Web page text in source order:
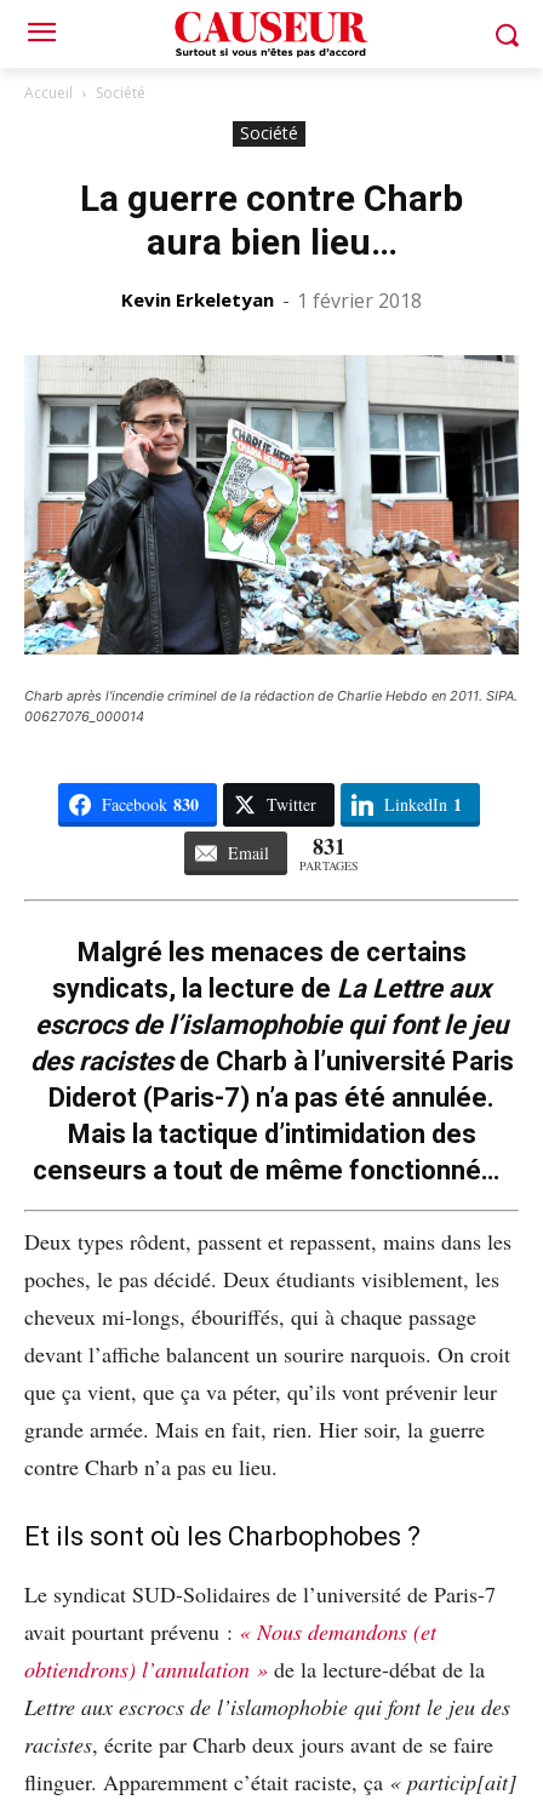
Accueil Société
Société
La guerre contre Charb
aura bien lieu…
Kevin Erkeletyan - 1 février 2018
Charb après l'incendie criminel de la rédaction de Charlie Hebdo en 2011. SIPA.
00627076_000014
Facebook 830 Twitter LinkedIn 1
Email 831
PARTAGES
Malgré les menaces de certains
syndicats, la lecture de La Lettre aux
escrocs de l’islamophobie qui font le jeu
des racistesde Charb à l’université Paris
Diderot (Paris-7) n’a pas été annulée.
Mais la tactique d’intimidation des
censeurs a tout de même fonctionné…
Deux types rôdent, passent et repassent, mains dans les
poches, le pas décidé. Deux étudiants visiblement, les
cheveux mi-longs, ébouriffés, qui à chaque passage
devant l’affiche balancent un sourire narquois. On croit
que ça vient, que ça va péter, qu’ils vont prévenir leur
grande armée. Mais en fait, rien. Hier soir, la guerre
contre Charb n’a pas eu lieu.
Et ils sont où les Charbophobes ?
Le syndicat SUD-Solidaires de l’université de Paris-7
avait pourtant prévenu : « Nous demandons (et
obtiendrons) l’annulation » de la lecture-débat de la
Lettre aux escrocs de l’islamophobie qui font le jeu des
racistes, écrite par Charb deux jours avant de se faire
flinguer. Apparemment c’était raciste, ça « particip[ait]